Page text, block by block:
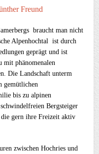
Freund
braucht man nicht
Alpenhochtal ist durch
geprägt und ist
mit phänomenalen
Die Landschaft unterm
gemütlichen
bis zu alpinen
Bergsteiger
gern ihre Freizeit aktiv
zwischen Hochries und